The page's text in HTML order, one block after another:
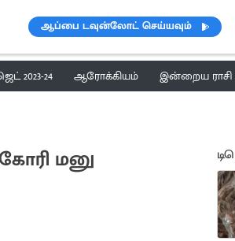
ஆப்பை டவுன்லோட் செய்யவும்
2023-24 ஆரோக்கியம் இன்றைய
மனு